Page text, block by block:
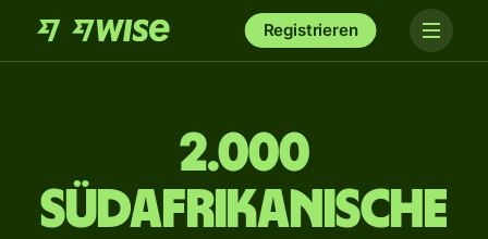
Registrieren
2.000
südafrikanische